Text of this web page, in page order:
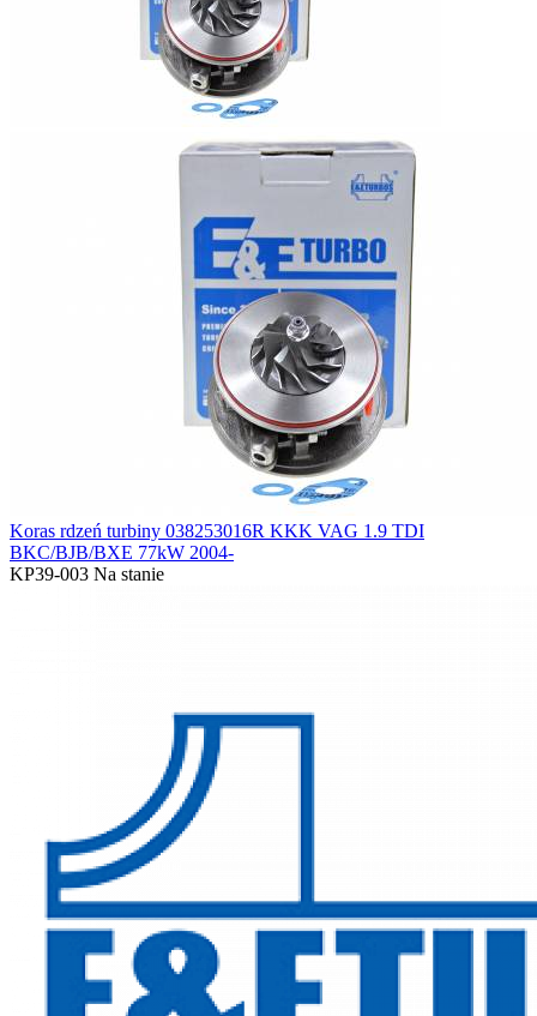
Koras rdzeń turbiny 038253016R KKK VAG 1.9 TDI
BKC/BJB/BXE 77kW 2004-
KP39-003 Na stanie